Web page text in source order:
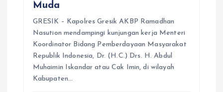
Muda
GRESIK – Kapolres Gresik AKBP Ramadhan
Nasution mendampingi kunjungan kerja Menteri
Koordinator Bidang Pemberdayaan Masyarakat
Republik Indonesia, Dr. (H.C.) Drs. H. Abdul
Muhaimin Iskandar atau Cak Imin, di wilayah
Kabupaten…